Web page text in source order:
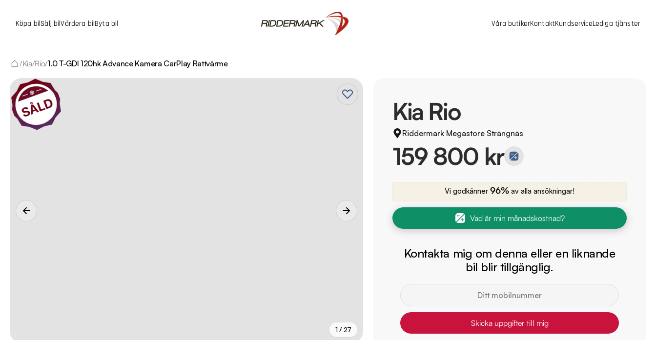
Köpa bilSälj bilVärdera bilByta bil Våra butikerKontaktKundserviceLediga tjänster
/Kia/Rio/1.0 T-GDI 120hk Advance Kamera CarPlay Rattvärme
1 / 27
Kia Rio
Riddermark Megastore Strängnäs
159 800 kr
Vi godkänner 96% av alla ansökningar!
Vad är min månadskostnad?
Kontakta mig om denna eller en liknande
bil blir tillgänglig.
Skicka uppgifter till mig